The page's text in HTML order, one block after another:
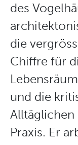
des
die
Chiffre für
und die
Alltäglichen
Praxis. Er